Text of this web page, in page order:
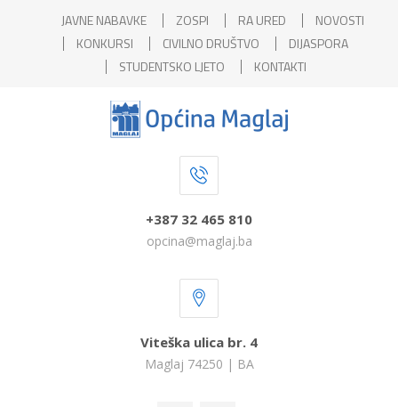
JAVNE NABAVKE ZOSPI RA URED
NOVOSTI
KONKURSI
CIVILNO DRUŠTVO
DIJASPORA
STUDENTSKO LJETO
KONTAKTI
+387 32 465 810
opcina@maglaj.ba
Viteška ulica br. 4
Maglaj 74250 | BA